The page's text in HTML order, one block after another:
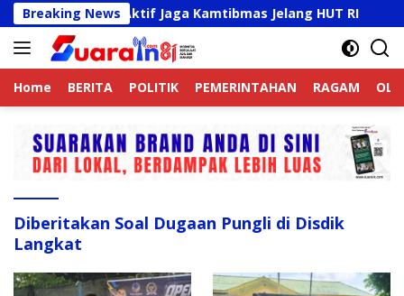
Langsung
ke
konten
Breaking News
Online Aktif Jaga Kamtibmas Jelang HUT RI
Home BERITA POLITIK PEMERINTAHAN RAGAM
Diberitakan Soal Dugaan Pungli di Disdik
Langkat